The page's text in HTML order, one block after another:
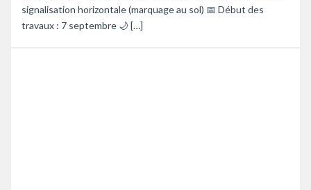
signalisation horizontale (marquage au sol) 📅 Début des
travaux : 7 septembre 🌙 […]